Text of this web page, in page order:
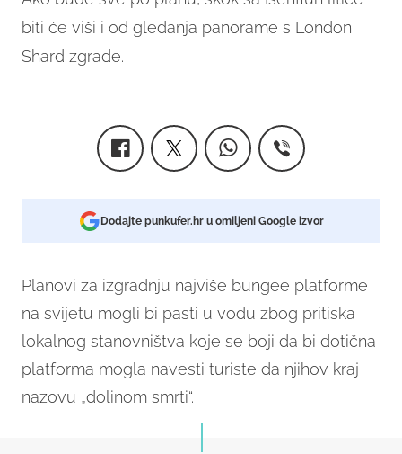
biti će viši i od gledanja panorame s London
Shard zgrade.
Dodajte punkufer.hr u omiljeni Google izvor
Planovi za izgradnju najviše bungee platforme
na svijetu mogli bi pasti u vodu zbog pritiska
lokalnog stanovništva koje se boji da bi dotična
platforma mogla navesti turiste da njihov kraj
nazovu „dolinom smrti“.